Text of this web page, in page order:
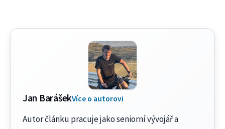
Jan BarášekVíce o autorovi
Autor článku pracuje jako seniorní vývojář a